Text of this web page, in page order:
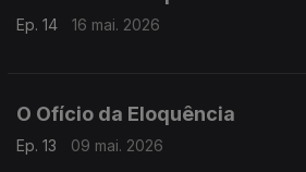
Ep. 14 16 mai. 2026
O Ofício da Eloquência
Ep. 13 09 mai. 2026